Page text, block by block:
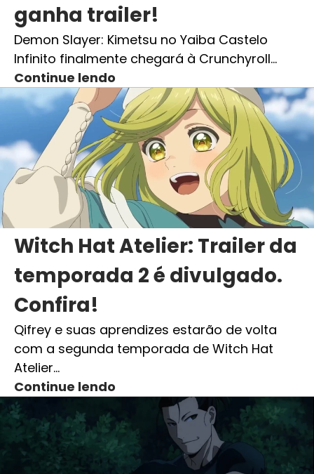
ganha trailer!
Demon Slayer: Kimetsu no Yaiba Castelo
Infinito finalmente chegará à Crunchyroll…
Continue lendo
Witch Hat Atelier: Trailer da
temporada 2 é divulgado.
Confira!
Qifrey e suas aprendizes estarão de volta
com a segunda temporada de Witch Hat
Atelier…
Continue lendo